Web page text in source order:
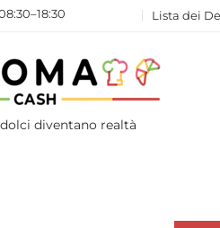
Lista dei
diventano realtà